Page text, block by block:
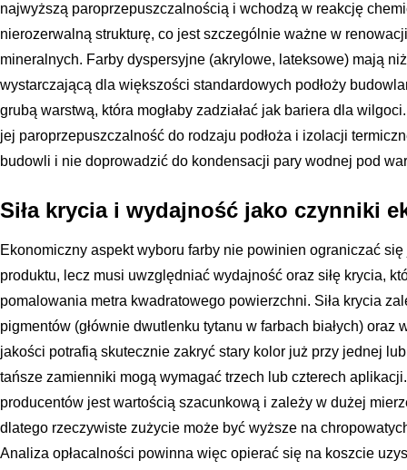
najwyższą paroprzepuszczalnością i wchodzą w reakcję
nierozerwalną strukturę, co jest szczególnie ważne w
mineralnych. Farby dyspersyjne (akrylowe, lateksowe) mają
wystarczającą dla większości standardowych podłoży
grubą warstwą, która mogłaby zadziałać jak bariera dla
jej paroprzepuszczalność do rodzaju podłoża i izolacji
budowli i nie doprowadzić do kondensacji pary wodnej pod
Siła krycia i wydajność jako czynniki
Ekonomiczny aspekt wyboru farby nie powinien ograniczać
produktu, lecz musi uwzględniać wydajność oraz siłę krycia,
pomalowania metra kwadratowego powierzchni. Siła krycia
pigmentów (głównie dwutlenku tytanu w farbach białych) oraz
jakości potrafią skutecznie zakryć stary kolor już przy jednej
tańsze zamienniki mogą wymagać trzech lub czterech
producentów jest wartością szacunkową i zależy w dużej
dlatego rzeczywiste zużycie może być wyższe na
Analiza opłacalności powinna więc opierać się na koszcie